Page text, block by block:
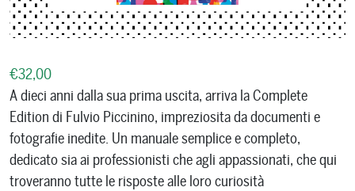
€32,00
A dieci anni dalla sua prima uscita, arriva la Complete
Edition di Fulvio Piccinino, impreziosita da documenti e
fotografie inedite. Un manuale semplice e completo,
dedicato sia ai professionisti che agli appassionati, che qui
troveranno tutte le risposte alle loro curiosità